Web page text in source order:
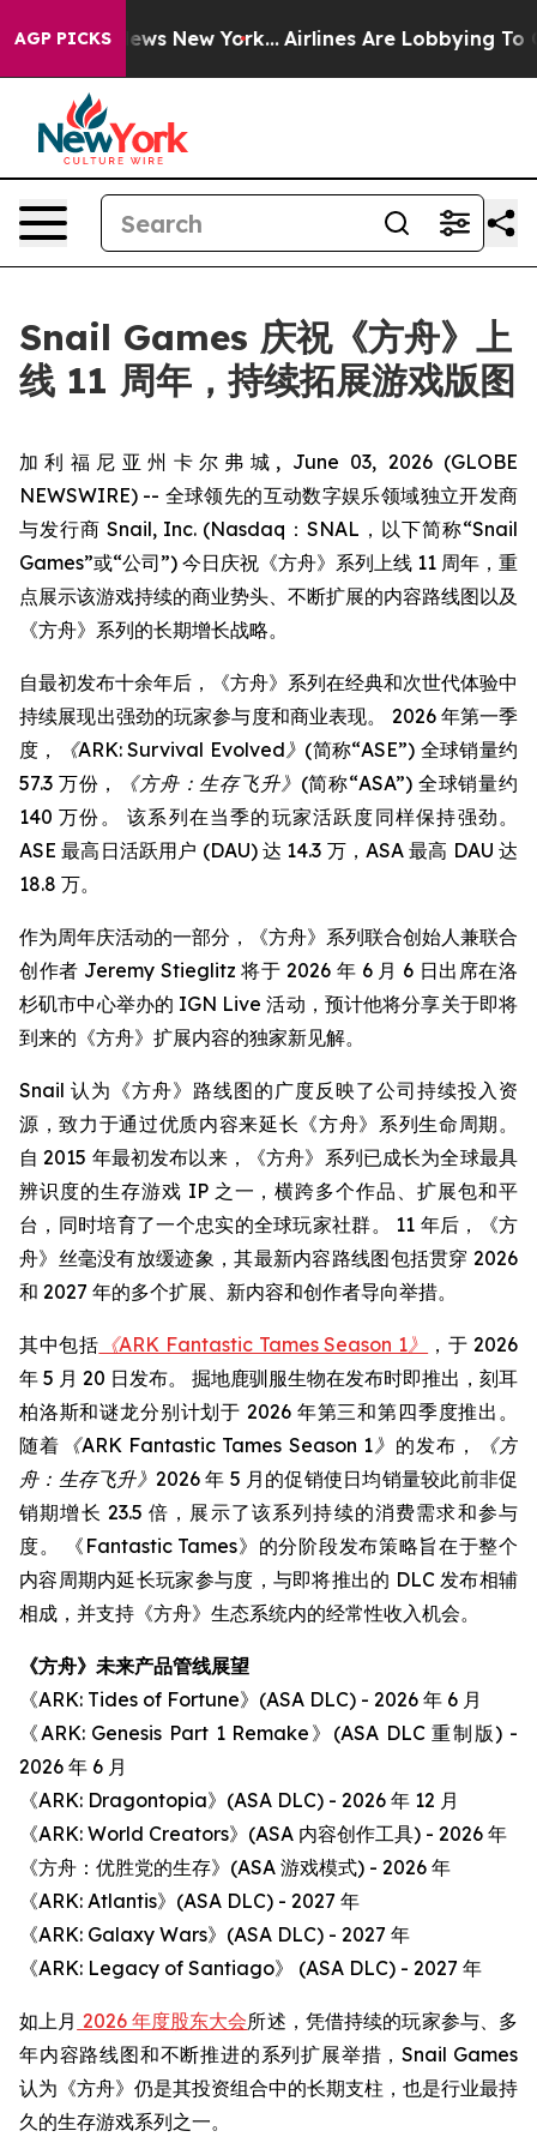
AGP PICKS
CBS News New York... Airlines Are Lobbying To
Snail Games 庆祝《方舟》上
线 11 周年，持续拓展游戏版图
加利福尼亚州卡尔弗城, June 03, 2026 (GLOBE
NEWSWIRE) -- 全球领先的互动数字娱乐领域独立开发商
与发行商 Snail, Inc. (Nasdaq：SNAL，以下简称“Snail
Games”或“公司”) 今日庆祝《方舟》系列上线 11 周年，重
点展示该游戏持续的商业势头、不断扩展的内容路线图以及
《方舟》系列的长期增长战略。
自最初发布十余年后，《方舟》系列在经典和次世代体验中
持续展现出强劲的玩家参与度和商业表现。 2026 年第一季
度，
《ARK: Survival Evolved》 (简称“ASE”) 全球销量约
57.3 万份，
《方舟：生存飞升》 (简称“ASA”) 全球销量约
140 万份。 该系列在当季的玩家活跃度同样保持强劲。
ASE 最高日活跃用户 (DAU) 达 14.3 万，ASA 最高 DAU 达
18.8 万。
作为周年庆活动的一部分，《方舟》系列联合创始人兼联合
创作者 Jeremy Stieglitz 将于 2026 年 6 月 6 日出席在洛
杉矶市中心举办的 IGN Live 活动，预计他将分享关于即将
到来的《方舟》扩展内容的独家新见解。
Snail 认为《方舟》路线图的广度反映了公司持续投入资
源，致力于通过优质内容来延长《方舟》系列生命周期。
自 2015 年最初发布以来，《方舟》系列已成长为全球最具
辨识度的生存游戏 IP 之一，横跨多个作品、扩展包和平
台，同时培育了一个忠实的全球玩家社群。 11 年后，《方
舟》丝毫没有放缓迹象，其最新内容路线图包括贯穿 2026
和 2027 年的多个扩展、新内容和创作者导向举措。
其中包括 《ARK Fantastic Tames Season 1》
，于 2026
年 5 月 20 日发布。 掘地鹿驯服生物在发布时即推出，刻耳
柏洛斯和谜龙分别计划于 2026 年第三和第四季度推出。
随着 《ARK Fantastic Tames Season 1》 的发布，
《方
舟：生存飞升》 2026 年 5 月的促销使日均销量较此前非促
销期增长 23.5 倍，展示了该系列持续的消费需求和参与
度。 《Fantastic Tames》的分阶段发布策略旨在于整个
内容周期内延长玩家参与度，与即将推出的 DLC 发布相辅
相成，并支持《方舟》生态系统内的经常性收入机会。
《方舟》未来产品管线展望
《ARK: Tides of Fortune》(ASA DLC) - 2026 年 6 月
《ARK: Genesis Part 1 Remake》(ASA DLC 重制版) -
2026 年 6 月
《ARK: Dragontopia》(ASA DLC) - 2026 年 12 月
《ARK: World Creators》(ASA 内容创作工具) - 2026 年
《方舟：优胜党的生存》(ASA 游戏模式) - 2026 年
《ARK: Atlantis》(ASA DLC) - 2027 年
《ARK: Galaxy Wars》(ASA DLC) - 2027 年
《ARK: Legacy of Santiago》 (ASA DLC) - 2027 年
如上月 2026 年度股东大会所述，凭借持续的玩家参与、多
年内容路线图和不断推进的系列扩展举措，Snail Games
认为《方舟》仍是其投资组合中的长期支柱，也是行业最持
久的生存游戏系列之一。